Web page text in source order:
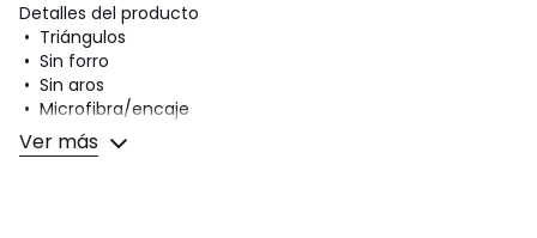
Detalles del producto
• Triángulos
• Sin forro
• Sin aros
• Microfibra/encaje
• Tirantes ajustables
• Banda elástica tono sobre tono con logotipo Tommy
Ver más